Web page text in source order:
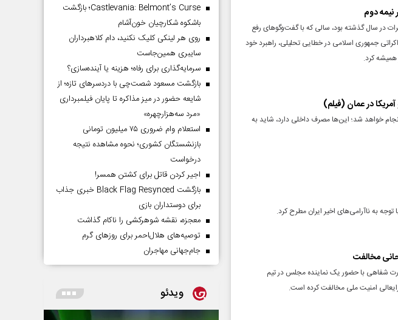
نیمه دوم
در سال گذشته بود، سالی که با گفت‌وگوهای رفع
جمهوری اسلامی در خطایی تحلیلی، راهبرد خود
همیشه کرد.
در عمان (فیلم)
خواهد شد؛ این‌ها مصرف داخلی دارد، شاید به
توجه به ناآرامی‌های اخیر ایران مطرح کرد.
مخالفت
شفاهی با حضور یک نماینده مجلس در تیم
امنیت ملی مخالفت کرده است.
Castlevania: Belmont’s Curse؛ بازگشت
باشکوه شکارچیان خون‌آشام
روی هر لینکی کلیک نکنید، دام کلاهبرداران
سایبری همین‌جاست
سرمایه‌گذاری برای رفاه؛ هزینه یا آینده‌سازی؟
بازگشت مسعود شصت‌چی با دردسر‌های تازه؛ از
شایعه حضور در میز مذاکره تا پایان فیلمبرداری
«مرد سه‌هزارچهره»
استعلام وام ضروری ۷۵ میلیون تومانی
بازنشستگان کشوری؛ نحوه مشاهده نتیجه
درخواست
اجیر کردن قاتل برای کشتن همسر!
بازگشت Black Flag Resynced خبری جذاب
برای دوستداران بازی
معجزه، نقشه شوهرکشی را ناکام گذاشت
توصیه‌های هلال‌احمر برای روز‌های گرم
جام‌جهانی مهاجران
ویدئو